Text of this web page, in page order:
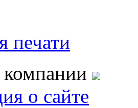
печати
о сайте